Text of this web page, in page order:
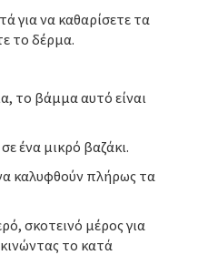
για να καθαρίσετε τα
το δέρμα.
το βάμμα αυτό είναι
ένα μικρό βαζάκι.
καλυφθούν πλήρως τα
σκοτεινό μέρος για
το κατά